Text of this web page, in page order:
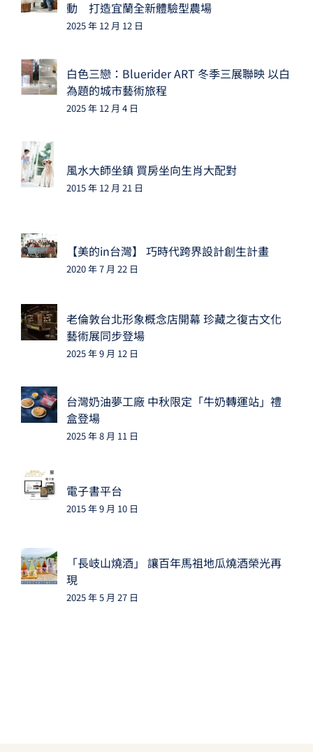
動 打造宜蘭全新體驗型農場
2025 年 12 月 12 日
白色三戀：Bluerider ART 冬季三展聯映 以白
為題的城市藝術旅程
2025 年 12 月 4 日
風水大師坐鎮 買房坐向生肖大配對
2015 年 12 月 21 日
【美的in台灣】 巧時代跨界設計創生計畫
2020 年 7 月 22 日
老倫敦台北形象概念店開幕 珍藏之復古文化
藝術展同步登場
2025 年 9 月 12 日
台灣奶油夢工廠 中秋限定「牛奶轉運站」禮
盒登場
2025 年 8 月 11 日
電子書平台
2015 年 9 月 10 日
「長岐山燒酒」 讓百年馬祖地瓜燒酒榮光再
現
2025 年 5 月 27 日